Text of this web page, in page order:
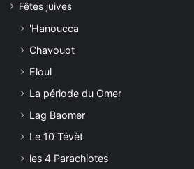
Fêtes juives
'Hanoucca
Chavouot
Eloul
La période du Omer
Lag Baomer
Le 10 Tévèt
les 4 Parachiotes